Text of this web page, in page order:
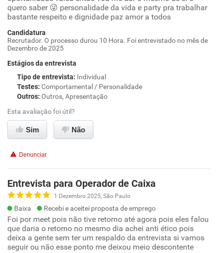
quero saber 😜 personalidade da vida e party pra trabalhar
bastante respeito e dignidade paz amor a todos
Candidatura
Recrutador. O processo durou 10 Hora. Foi entrevistado no mês de
Dezembro de 2025
Estágios da entrevista
Tipo de entrevista: Individual
Testes: Comportamental / Personalidade
Outros: Outros, Apresentação
Esta avaliação foi útil?
Sim Não
Denunciar
Entrevista para Operador de Caixa
1 Dezembro 2025, São Paulo
Baixa Recebi e aceitei proposta de emprego
Foi por meet pois não tive retorno até agora pois eles falou
que daria o retorno no mesmo dia achei anti ético pois
deixa a gente sem ter um respaldo da entrevista si vamos
seguir ou não esse ponto me deixou meio descontente